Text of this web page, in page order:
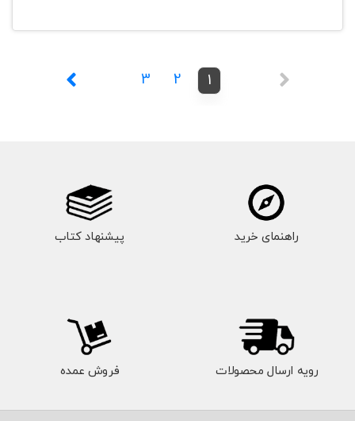
1
2
3
راهنمای خرید پیشنهاد کتاب
رویه ارسال محصولات فروش عمده